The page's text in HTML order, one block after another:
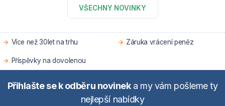
VŠECHNY NOVINKY
Více než 30let na trhu Záruka vrácení peněz
Příspěvky na dovolenou
Přihlašte se k odběru novineka my vám pošleme ty
nejlepší nabídky